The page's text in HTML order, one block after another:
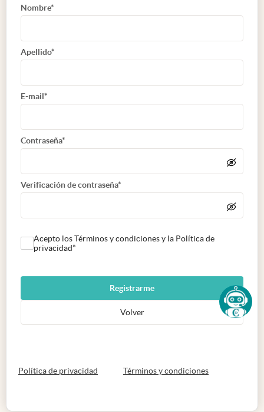
Nombre*
Apellido*
E-mail*
Contraseña*
Verificación de contraseña*
Acepto los Términos y condiciones y la Política de
privacidad*
Registrarme
Volver
Política de privacidad abre en nueva pestaña
Términos y condicionesabre en nueva